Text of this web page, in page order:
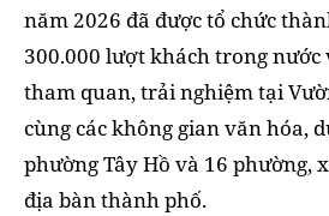
năm 2026 đã được tổ chức
300.000 lượt khách trong nước
tham quan, trải nghiệm tại
cùng các không gian văn hóa,
phường Tây Hồ và 16 phường,
địa bàn thành phố.